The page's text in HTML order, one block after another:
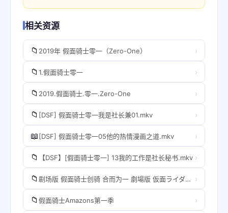
相关资源
📁 2019年 假面骑士零一（Zero-One） ›
📁 1.假面骑士零一 ›
📁 2019.假面骑士.零一.Zero-One ›
📁 [DSF] 假面骑士零一我是社长兼01.mkv ›
📖[DSF] 假面骑士零一05他的热情漫画之道.mkv ›
📁 【DSF】[假面骑士零一] 13我的工作是社长秘书.mkv ›
📁 剧场版 假面骑士创骑 合而为一 劇場版 仮面ライダービルド Be The One 2018.mkv ›
📁 假面骑士Amazons第一季 ›